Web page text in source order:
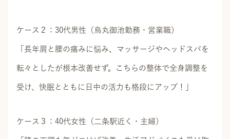
ケース２：30代男性（烏丸御池勤務・営業職）
「長年肩と腰の痛みに悩み、マッサージやヘッドスパを
転々としたが根本改善せず。こちらの整体で全身調整を
受け、快眠とともに日中の活力も格段にアップ！」
ケース３：40代女性（二条駅近く・主婦）